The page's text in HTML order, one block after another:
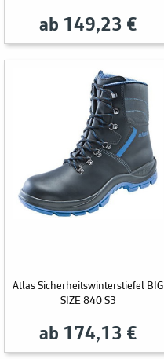
ab 149,23 €
Atlas Sicherheitswinterstiefel BIG
SIZE 840 S3
ab 174,13 €